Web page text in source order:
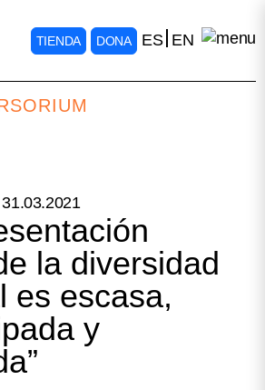
TIENDA DONA ES EN
31.03.2021
la diversidad
es escasa,
y